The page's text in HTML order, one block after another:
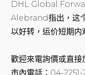
DHL Global
Alebrand指出，这
以好转，运价短期内
歡迎來電詢價或直
市內電話：04-2251-